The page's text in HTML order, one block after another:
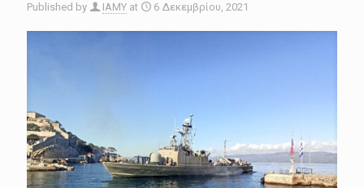
Published by IAMY at 6 Δεκεμβρίου, 2021